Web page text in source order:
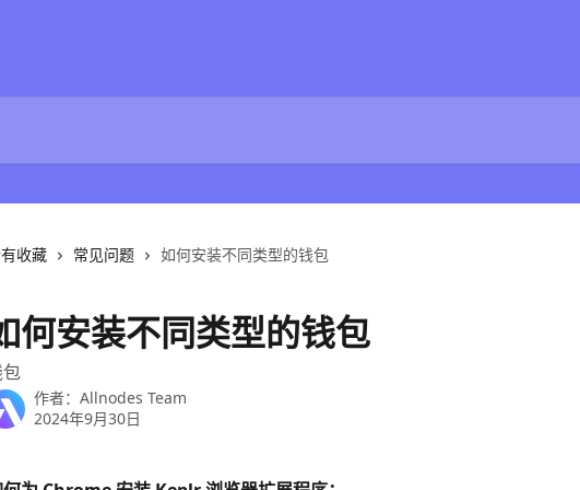
收藏 常见问题 如何安装不同类型的钱包
何安装不同类型的钱包
作者： Allnodes Team
2024年9月30日